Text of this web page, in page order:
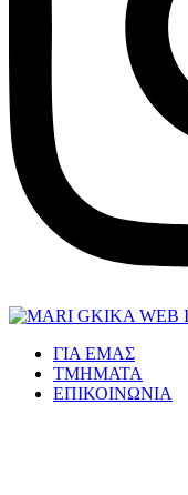
ΓΙΑ ΕΜΑΣ
ΤΜΗΜΑΤΑ
ΕΠΙΚΟΙΝΩΝΙΑ